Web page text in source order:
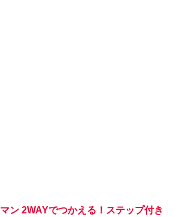
ン 2WAYでつかえる！ステップ付き